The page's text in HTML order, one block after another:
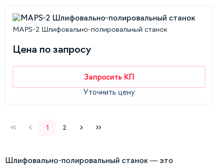
MAPS-2 Шлифовально-полировальный станок
Цена по запросу
Запросить КП
Уточнить цену
1 2
Шлифовально-полировальный станок — это